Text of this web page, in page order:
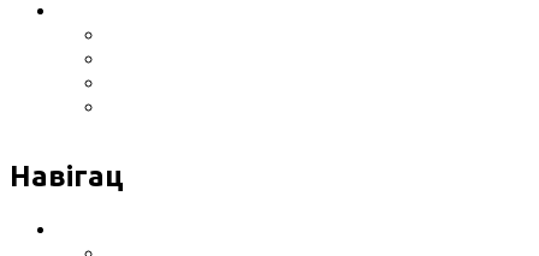
Навігац